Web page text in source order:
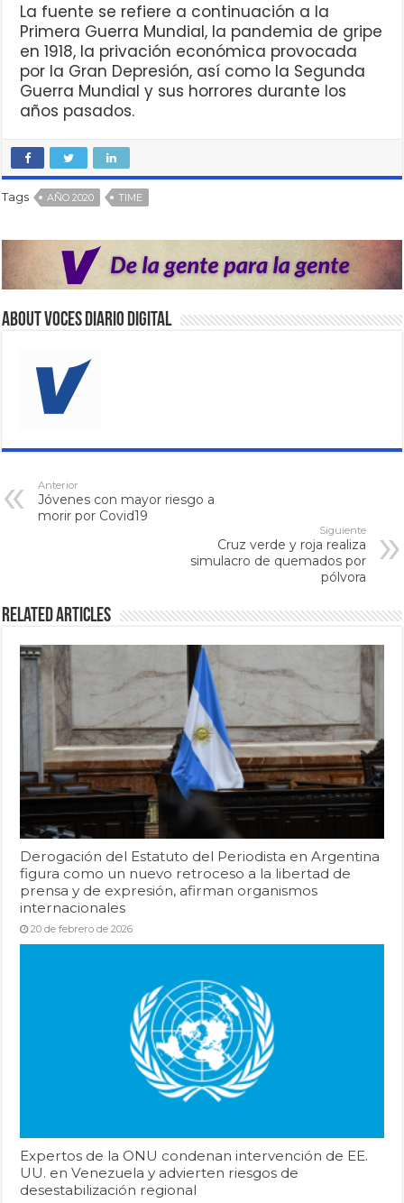
La fuente se refiere a continuación a la
Primera Guerra Mundial, la pandemia de gripe
en 1918, la privación económica provocada
por la Gran Depresión, así como la Segunda
Guerra Mundial y sus horrores durante los
años pasados.
Tags AÑO 2020 TIME
About VOCES Diario digital
Anterior
Jóvenes con mayor riesgo a
morir por Covid19
Siguiente
Cruz verde y roja realiza
simulacro de quemados por
pólvora
Related Articles
Derogación del Estatuto del Periodista en Argentina
figura como un nuevo retroceso a la libertad de
prensa y de expresión, afirman organismos
internacionales
20 de febrero de 2026
Expertos de la ONU condenan intervención de EE.
UU. en Venezuela y advierten riesgos de
desestabilización regional